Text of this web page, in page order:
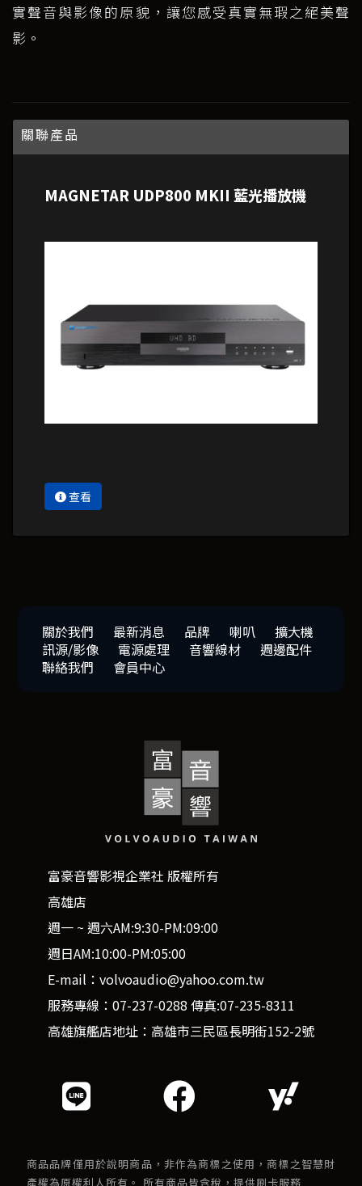
實聲音與影像的原貌，讓您感受真實無瑕之絕美聲
影。
關聯產品
查看
MAGNETAR UDP800 MKII 藍光播放機
關於我們 最新消息 品牌 喇叭
擴大機
訊源/影像
電源處理 音響線材
週邊配件
聯絡我們
會員中心
富豪音響影視企業社 版權所有
高雄店
週一 ~ 週六AM:9:30-PM:09:00
週日AM:10:00-PM:05:00
E-mail：volvoaudio@yahoo.com.tw
服務專線：07-237-0288 傳真:07-235-8311
高雄旗艦店地址：高雄市三民區長明街152-2號
商品品牌僅用於說明商品，非作為商標之使用，商標之智慧財
產權為原權利人所有。 所有商品皆含稅，提供刷卡服務